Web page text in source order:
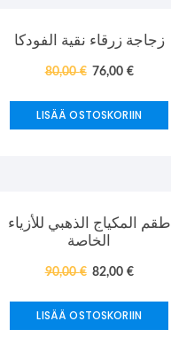
زجاجة زرقاء نقية الفودكا
80,00€ 76,00 €
LISÄÄ OSTOSKORIIN
طقم المكياج الذهبي للأزياء
الخاصة
90,00€ 82,00 €
LISÄÄ OSTOSKORIIN